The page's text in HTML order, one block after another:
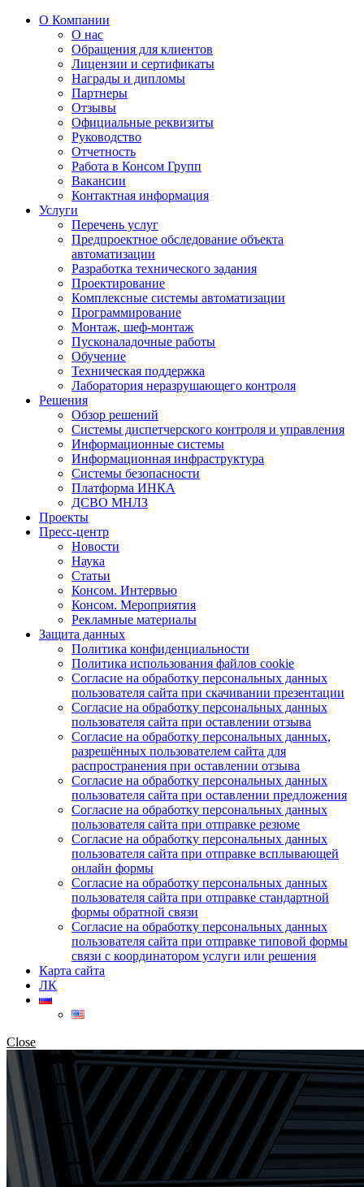
О Компании
О нас
Обращения для клиентов
Лицензии и сертификаты
Награды и дипломы
Партнеры
Отзывы
Официальные реквизиты
Руководство
Отчетность
Работа в Консом Групп
Вакансии
Контактная информация
Услуги
Перечень услуг
Предпроектное обследование объекта
автоматизации
Разработка технического задания
Проектирование
Комплексные системы автоматизации
Программирование
Монтаж, шеф-монтаж
Пусконаладочные работы
Обучение
Техническая поддержка
Лаборатория неразрушающего контроля
Решения
Обзор решений
Системы диспетчерского контроля и управления
Информационные системы
Информационная инфраструктура
Системы безопасности
Платформа ИНКА
ДСВО МНЛЗ
Проекты
Пресс-центр
Новости
Наука
Статьи
Консом. Интервью
Консом. Мероприятия
Рекламные материалы
Защита данных
Политика конфиденциальности
Политика использования файлов cookie
Согласие на обработку персональных данных
пользователя сайта при скачивании презентации
Согласие на обработку персональных данных
пользователя сайта при оставлении отзыва
Согласие на обработку персональных данных,
разрешённых пользователем сайта для
распространения при оставлении отзыва
Согласие на обработку персональных данных
пользователя сайта при оставлении предложения
Согласие на обработку персональных данных
пользователя сайта при отправке резюме
Согласие на обработку персональных данных
пользователя сайта при отправке всплывающей
онлайн формы
Согласие на обработку персональных данных
пользователя сайта при отправке стандартной
формы обратной связи
Согласие на обработку персональных данных
пользователя сайта при отправке типовой формы
связи с координатором услуги или решения
Карта сайта
ЛК
Close